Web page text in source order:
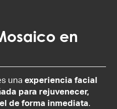
en
unaexperiencia facial
para rejuvenecer,
de forma inmediata.